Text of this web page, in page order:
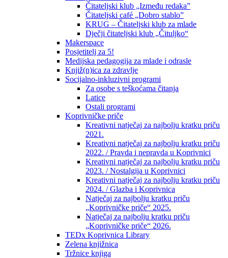
Čitateljski klub „Između redaka”
Čitateljski café „Dobro stablo”
KRUG – Čitateljski klub za mlade
Dječji čitateljski klub „Čituljko“
Makerspace
Posjetitelj za 5!
Medijska pedagogija za mlade i odrasle
Knjiž(n)ica za zdravlje
Socijalno-inkluzivni programi
Za osobe s teškoćama čitanja
Latice
Ostali programi
Koprivničke priče
Kreativni natječaj za najbolju kratku priču
2021.
Kreativni natječaj za najbolju kratku priču
2022. / Pravda i nepravda u Koprivnici
Kreativni natječaj za najbolju kratku priču
2023. / Nostalgija u Koprivnici
Kreativni natječaj za najbolju kratku priču
2024. / Glazba i Koprivnica
Natječaj za najbolju kratku priču
„Koprivničke priče“ 2025.
Natječaj za najbolju kratku priču
„Koprivničke priče“ 2026.
TEDx Koprivnica Library
Zelena knjižnica
Tržnice knjiga